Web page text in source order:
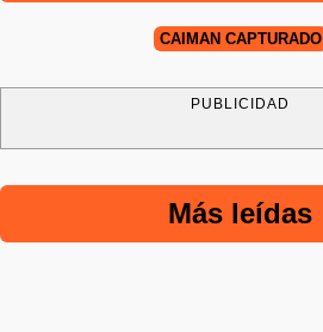
CAIMÁN CAPTURADO
PUBLICIDAD
Más leídas